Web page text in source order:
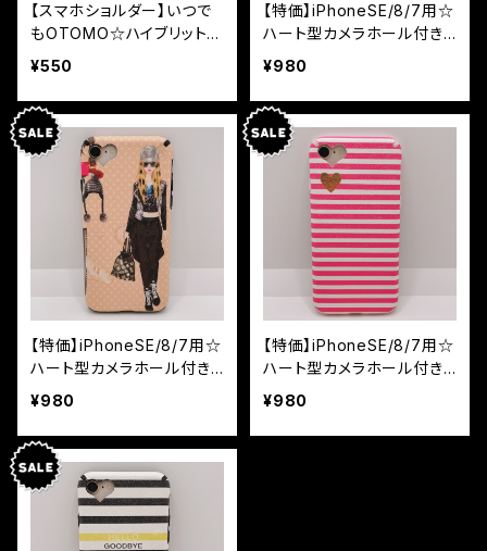
【スマホショルダー】いつで
もOTOMO☆ハイブリットク
リアケースのみ
¥550
【特価】iPhoneSE/8/7用☆
ハート型カメラホール付き
ソフトケース ｷｬｯﾄ&花
¥980
【特価】iPhoneSE/8/7用☆
ハート型カメラホール付き
ソフトケース ガール
¥980
【特価】iPhoneSE/8/7用☆
ハート型カメラホール付き
ソフトケース ハート
¥980